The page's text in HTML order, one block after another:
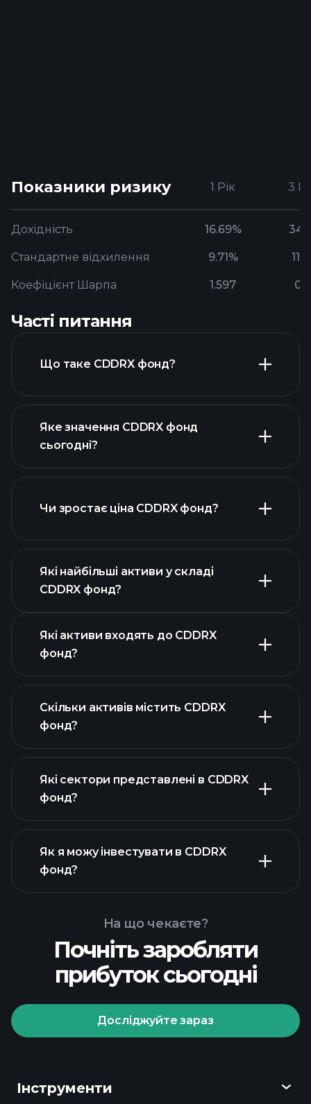
Показники ризику 1 Рік 3
Дохідність 16.69%
Стандартне відхилення 9.71%
Коефіцієнт Шарпа 1.597
Часті питання
Що таке CDDRX фонд?
Яке значення CDDRX фонд
сьогодні?
розширеній
діаграмі
Чи зростає ціна CDDRX фонд?
Які найбільші активи у складі
CDDRX фонд?
активів CDDRX фонд
Які активи входять до CDDRX
фонд?
фонд
Скільки активів містить CDDRX
фонд?
Які сектори представлені в CDDRX
фонд?
Як я можу інвестувати в CDDRX
фонд?
Playtrade Tournaments
На що чекаєте?
Почніть заробляти
прибуток сьогодні
Досліджуйте зараз
Інструменти